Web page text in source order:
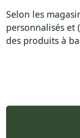
Selon les
personnalisés et
des produits à